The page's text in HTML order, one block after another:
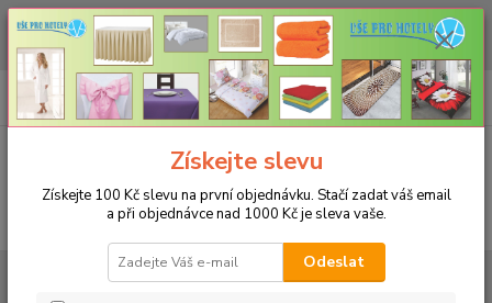
CHCETE NAKOUPIT VĚTŠÍ MNOŽSTVÍ NAŠICH PRODUKTŮ ZA LEPŠÍ
CENU? Klikněte ZDE
CZK
+420 773 794 023
Pondělí-pátek 9-16 hodin
0ks
za0 Kč
RUČNÍKY A OSUŠKY
Osušky 70x140cm bez bordury - 500g/m²
Získejte slevu
Získejte 100 Kč slevu na první objednávku. Stačí zadat váš email
a při objednávce nad 1000 Kč je sleva vaše.
Odeslat